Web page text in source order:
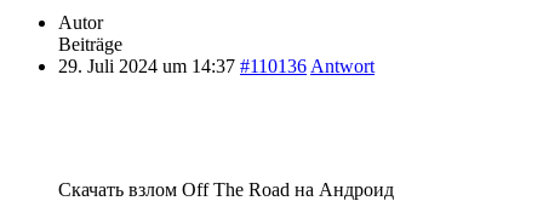
Autor
Beiträge
29. Juli 2024 um 14:37 #110136 Antwort
Скачать взлом Off The Road на Андроид